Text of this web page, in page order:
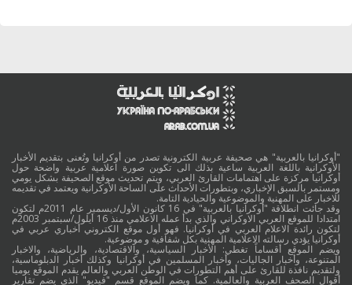
"أوكرانيا بالعربية" هي صحيفة عربية الكترونية تصدر من أوكرانيا وتُعنى بتقديم الأخبار
الأوكرانية باللغة العربية ساعية بذلك الى تكوين صورة اعلامية عربية واضحة حول
أوكرانيا مركزة على اهتمامات القارئ العربي، ويتم تحديث موقع الصحيفة بشكل يومي
ومستمر بالسبق الإخباري، وبتطورات الأحداث على الساحة الأوكرانية ويعتمد في تقديمه
للاخبار على المهنية والموضوعية والحيادية التامة.
وقد جائت انطلاقة "أوكرانيا بالعربية" في 16 كانون الأول/ديسمبر عام 2011م لتكون
امتدادا للموقع العربي الاوكراني والذي بدأ عمله الاعلامي منذ 16 أيلول/سبتمبر 2003م
لتكون رائدة الاعلام العربي في أوكرانيا. فهو أول موقع الكتروني أخباري عربي في
أوكرانيا يؤدي رسالته الاعلامية المهنية بكل شفافية و موضوعية.
ويضم الموقع أقساماً تغطي: الأخبار السياسية، والاقتصادية، والرياضية، والاخبار
المتنوعة، وأخبار الجاليات، وأخبار المسلمين في أوكرانيا وكذلك أخبار الدبلوماسية،
ولتقديم نافذة للقارئ على أهم التطورات في الوطن العربي والعالم يقدم الموقع يوميا
أقوال الصحف العربية والعالمية. كما ويضم الموقع قسم "فيديو" الذي يضم تقارير